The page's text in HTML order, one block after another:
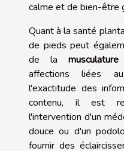
calme et de bien-être
Quant à la santé
de pieds peut
de lamusculature
affections liées
l'exactitude des
contenu, il est
l'intervention d'un
douce ou d'un
fournir des